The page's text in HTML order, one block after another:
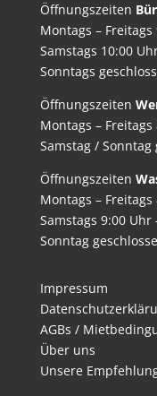
Öffnungszeiten
Montags –
Samstags 10:00
Sonntags
Öffnungszeiten
Montags –
Samstag / Sonntag
Öffnungszeiten
Montags –
Samstags 9:00 Uhr
Sonntag
Impressum
AGBs /
Über uns
Unsere